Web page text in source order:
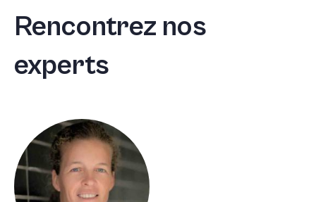
Rencontrez nos
experts